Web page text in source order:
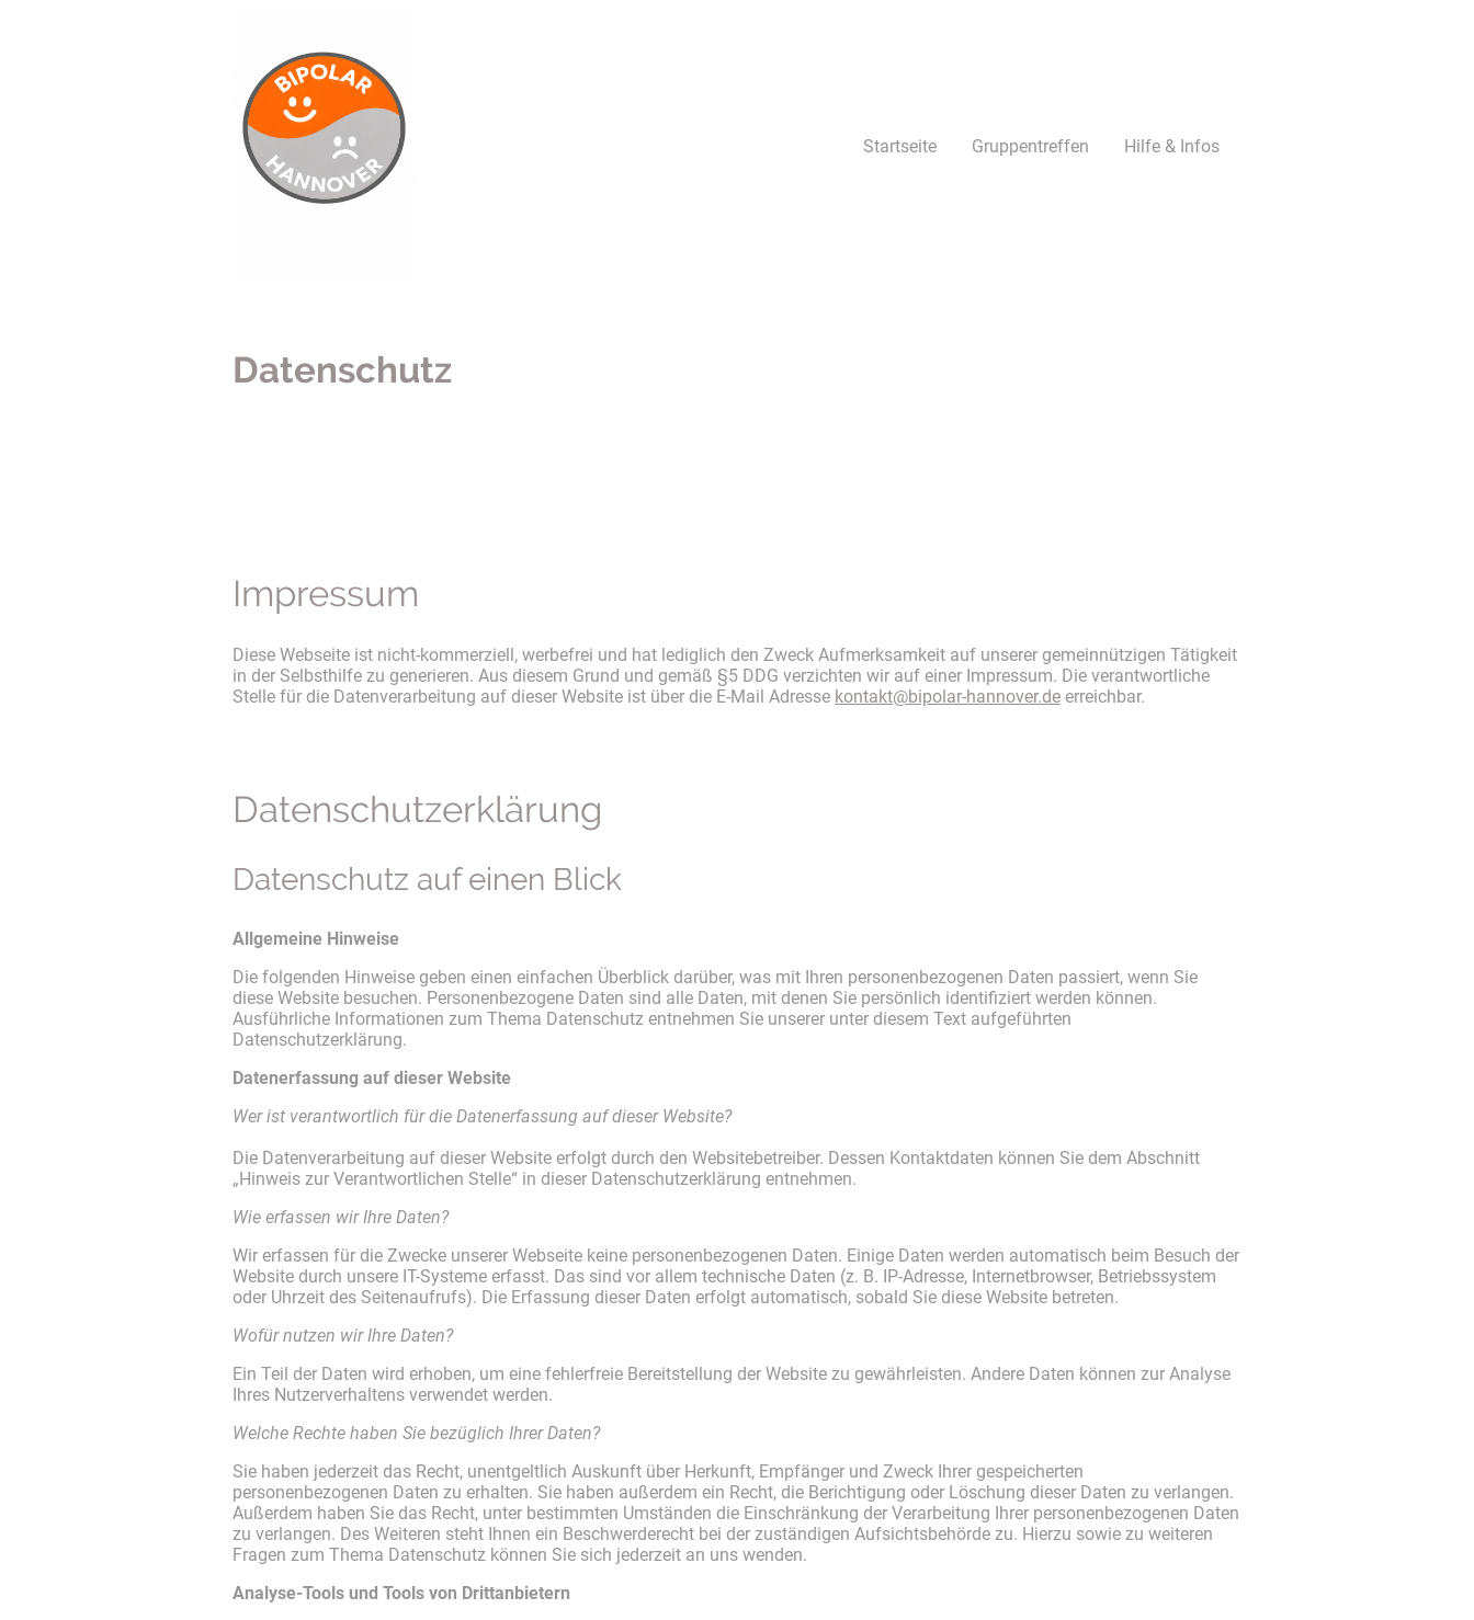
Startseite Gruppentreffen Hilfe & Infos
Datenschutz
Impressum
Diese Webseite ist nicht-kommerziell, werbefrei und hat lediglich den Zweck Aufmerksamkeit auf unserer gemeinnützigen Tätigkeit
in der Selbsthilfe zu generieren. Aus diesem Grund und gemäß §5 DDG verzichten wir auf einer Impressum. Die verantwortliche
Stelle für die Datenverarbeitung auf dieser Website ist über die E-Mail Adresse kontakt@bipolar-hannover.de erreichbar.
Datenschutzerklärung
Datenschutz auf einen Blick
Allgemeine Hinweise
Die folgenden Hinweise geben einen einfachen Überblick darüber, was mit Ihren personenbezogenen Daten passiert, wenn Sie
diese Website besuchen. Personenbezogene Daten sind alle Daten, mit denen Sie persönlich identifiziert werden können.
Ausführliche Informationen zum Thema Datenschutz entnehmen Sie unserer unter diesem Text aufgeführten
Datenschutzerklärung.
Datenerfassung auf dieser Website
Wer ist verantwortlich für die Datenerfassung auf dieser Website?
Die Datenverarbeitung auf dieser Website erfolgt durch den Websitebetreiber. Dessen Kontaktdaten können Sie dem Abschnitt
„Hinweis zur Verantwortlichen Stelle“ in dieser Datenschutzerklärung entnehmen.
Wie erfassen wir Ihre Daten?
Wir erfassen für die Zwecke unserer Webseite keine personenbezogenen Daten. Einige Daten werden automatisch beim Besuch der
Website durch unsere IT-Systeme erfasst. Das sind vor allem technische Daten (z. B. IP-Adresse, Internetbrowser, Betriebssystem
oder Uhrzeit des Seitenaufrufs). Die Erfassung dieser Daten erfolgt automatisch, sobald Sie diese Website betreten.
Wofür nutzen wir Ihre Daten?
Ein Teil der Daten wird erhoben, um eine fehlerfreie Bereitstellung der Website zu gewährleisten. Andere Daten können zur Analyse
Ihres Nutzerverhaltens verwendet werden.
Welche Rechte haben Sie bezüglich Ihrer Daten?
Sie haben jederzeit das Recht, unentgeltlich Auskunft über Herkunft, Empfänger und Zweck Ihrer gespeicherten
personenbezogenen Daten zu erhalten. Sie haben außerdem ein Recht, die Berichtigung oder Löschung dieser Daten zu verlangen.
Außerdem haben Sie das Recht, unter bestimmten Umständen die Einschränkung der Verarbeitung Ihrer personenbezogenen Daten
zu verlangen. Des Weiteren steht Ihnen ein Beschwerderecht bei der zuständigen Aufsichtsbehörde zu. Hierzu sowie zu weiteren
Fragen zum Thema Datenschutz können Sie sich jederzeit an uns wenden.
Analyse-Tools und Tools von Drittanbietern